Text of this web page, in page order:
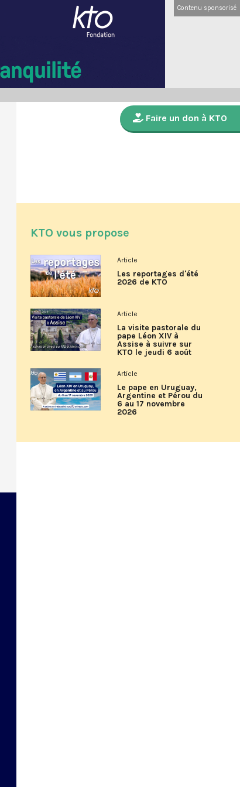
Contenu sponsorisé
Faire un don à KTO
KTO vous propose
Article
Les reportages d'été
2026 de KTO
Article
La visite pastorale du
pape Léon XIV à
Assise à suivre sur
KTO le jeudi 6 août
Article
Le pape en Uruguay,
Argentine et Pérou du
6 au 17 novembre
2026